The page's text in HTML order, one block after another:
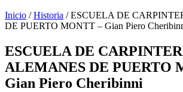
Inicio /Historia / ESCUELA DE
DE PUERTO MONTT – Gian Piero
ESCUELA DE
ALEMANES DE PUERTO
Gian Piero Cheribinni